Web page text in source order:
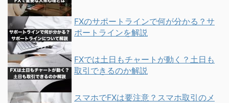
FXのサポートラインで何が分かる？サ
ポートラインを解説
FXでは土日もチャートが動く？土日も
取引できるのか解説
スマホでFXは要注意？スマホ取引のメ